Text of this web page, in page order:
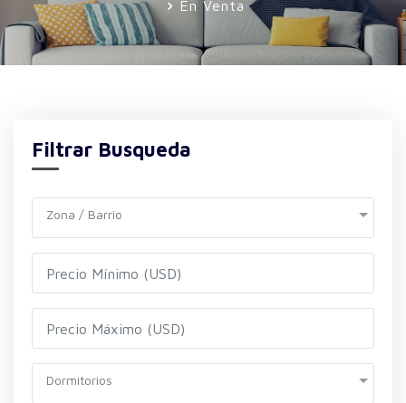
En Venta
Filtrar Busqueda
Zona / Barrio
Dormitorios